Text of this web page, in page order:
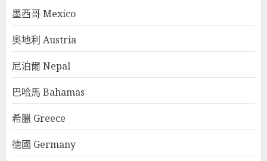
墨西哥 Mexico
奧地利 Austria
尼泊爾 Nepal
巴哈馬 Bahamas
希臘 Greece
德國 Germany